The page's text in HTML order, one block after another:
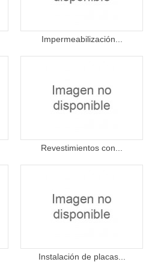
Impermeabilización...
Revestimientos con...
Instalación de placas...